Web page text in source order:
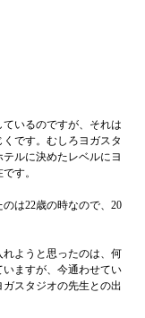
いるのですが、それは
です。むしろヨガスタ
ルに決めたレベルにヨ
す。
は22歳の時なので、20
ようと思ったのは、何
ますが、今通わせてい
スタジオの先生との出